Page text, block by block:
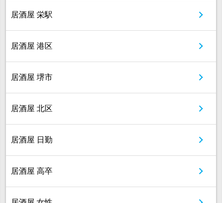
居酒屋 栄駅
居酒屋 港区
居酒屋 堺市
居酒屋 北区
居酒屋 日勤
居酒屋 高卒